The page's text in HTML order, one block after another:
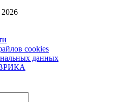
cookies
данных